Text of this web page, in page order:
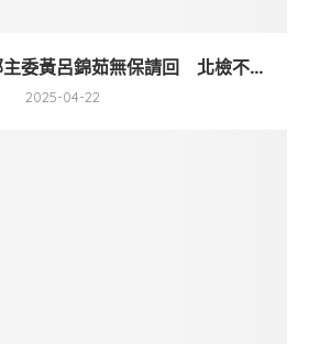
主委黃呂錦茹無保請回 北檢不...
2025-04-22